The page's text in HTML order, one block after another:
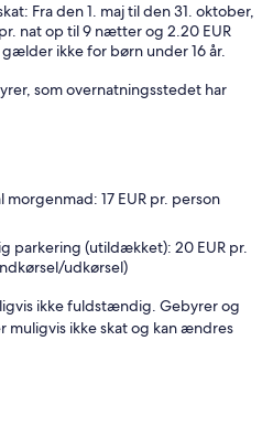
Fra den 1. maj til den 31. oktober,
nat op til 9 nætter og 2.20 EUR
ikke for børn under 16 år.
som overnatningsstedet har
17 EUR pr. person
parkering (utildækket): 20 EUR pr.
udkørsel)
ikke fuldstændig. Gebyrer og
muligvis ikke skat og kan ændres